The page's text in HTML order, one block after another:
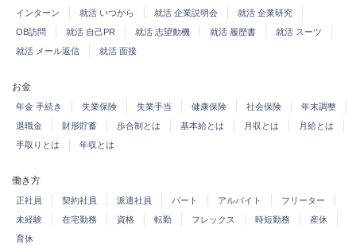
インターン 就活 いつから 就活 企業説明会
就活 企業研究
OB訪問
就活 自己PR 就活 志望動機 就活 履歴書
就活 スーツ
就活 メール返信
就活 面接
お金
年金 手続き 失業保険 失業手当 健康保険 社会保険
年末調整
退職金
財形貯蓄 歩合制とは 基本給とは 月収とは
月給とは
手取りとは
年収とは
働き方
正社員 契約社員 派遣社員 パート アルバイト
フリーター
未経験
在宅勤務 資格 転勤 フレックス 時短勤務
産休
育休